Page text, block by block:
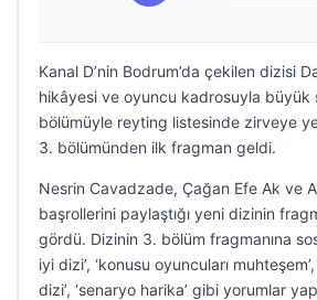
Kanal D’nin Bodrum’da çekilen dizisi
hikâyesi ve oyuncu kadrosuyla büyük
bölümüyle reyting listesinde zirveye
3. bölümünden ilk fragman geldi.
Nesrin Cavadzade, Çağan Efe Ak ve
başrollerini paylaştığı yeni dizinin
gördü. Dizinin 3. bölüm fragmanına
iyi dizi’, ‘konusu oyuncuları muhteşem’,
dizi’, ‘senaryo harika’ gibi yorumlar